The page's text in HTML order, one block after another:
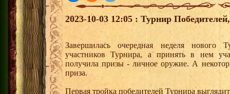
2023-10-03 12:05 : Турнир
Завершилась очередная неделя нового
участников Турнира, а принять в нем
получила призы - личное оружие. А
приза.
Первая тройка победителей Турнира